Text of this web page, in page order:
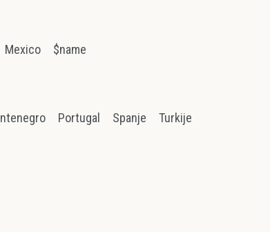
Mexico $name
Portugal Spanje Turkije